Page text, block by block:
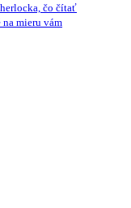
čo čítať
mieru vám